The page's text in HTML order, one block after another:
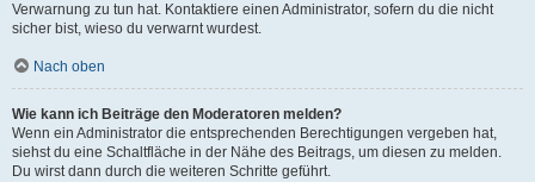
Verwarnung zu tun hat. Kontaktiere einen Administrator, sofern du die nicht
sicher bist, wieso du verwarnt wurdest.
Nach oben
Wie kann ich Beiträge den Moderatoren melden?
Wenn ein Administrator die entsprechenden Berechtigungen vergeben hat,
siehst du eine Schaltfläche in der Nähe des Beitrags, um diesen zu melden.
Du wirst dann durch die weiteren Schritte geführt.